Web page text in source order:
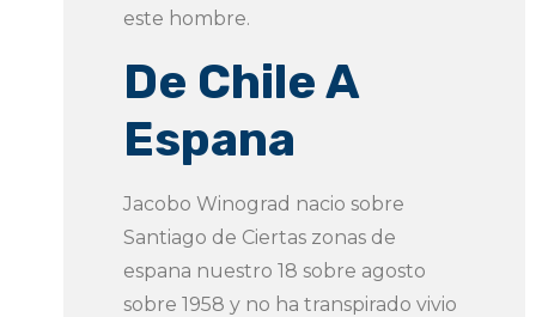
este hombre.
De Chile A
Espana
Jacobo Winograd nacio sobre
Santiago de Ciertas zonas de
espana nuestro 18 sobre agosto
sobre 1958 y no ha transpirado vivio